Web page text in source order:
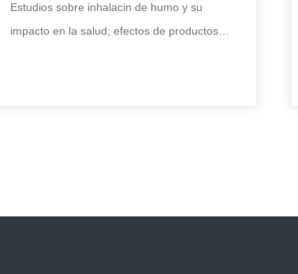
Estudios sobre inhalacin de humo y su
impacto en la salud; efectos de productos